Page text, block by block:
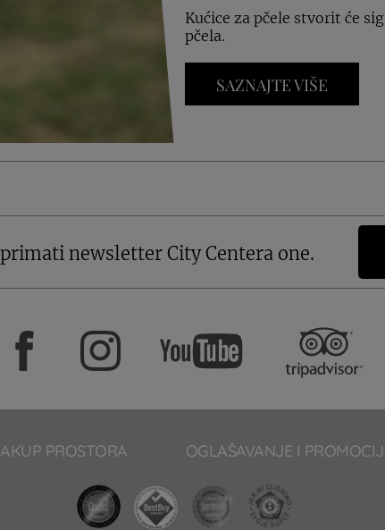
Kućice za pčele stvorit će
pčela.
SAZNAJTE VIŠE
newsletter City Centera one.
PROSTORA OGLAŠAVANJE I